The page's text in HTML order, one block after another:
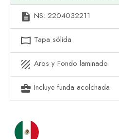
description NS: 2204032211
panorama_horizontal Tapa sólida
texture Aros y Fondo laminado
business_center Incluye funda acolchada